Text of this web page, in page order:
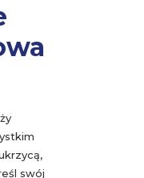
swój